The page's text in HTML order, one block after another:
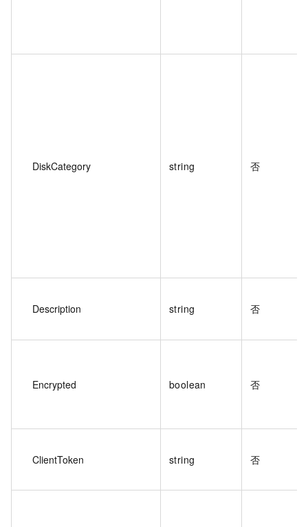
DiskCategory string 否
Description string 否
Encrypted boolean 否
ClientToken string 否